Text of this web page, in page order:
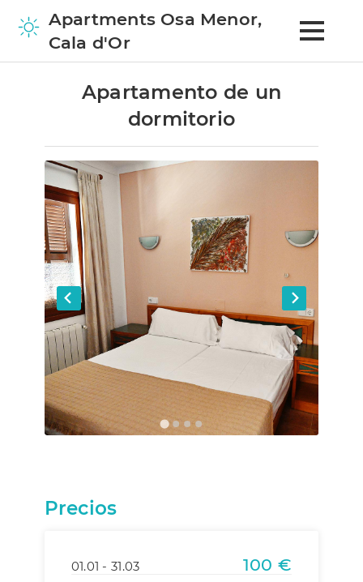
Apartments Osa Menor,
Cala d'Or
Apartamentos
Apartmento con 1 dormitorio
Apartamento Estándar - 2 dormitorios
Apartamento Superior - 2 dormitorios
Entorno
Contacto
Apartamento de un
dormitorio
Precios
01.01 - 31.03 100 €